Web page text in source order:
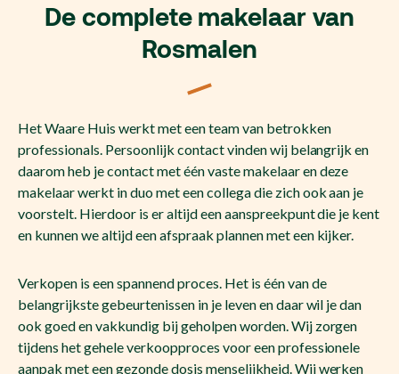
De complete makelaar van
Rosmalen
Het Waare Huis werkt met een team van betrokken
professionals. Persoonlijk contact vinden wij belangrijk en
daarom heb je contact met één vaste makelaar en deze
makelaar werkt in duo met een collega die zich ook aan je
voorstelt. Hierdoor is er altijd een aanspreekpunt die je kent
en kunnen we altijd een afspraak plannen met een kijker.
Verkopen is een spannend proces. Het is één van de
belangrijkste gebeurtenissen in je leven en daar wil je dan
ook goed en vakkundig bij geholpen worden. Wij zorgen
tijdens het gehele verkoopproces voor een professionele
aanpak met een gezonde dosis menselijkheid. Wij werken